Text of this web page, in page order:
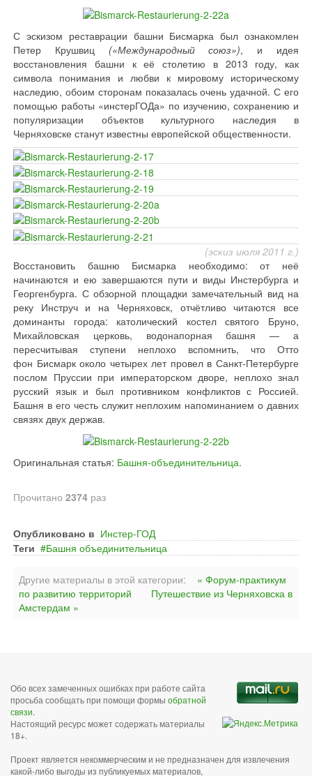
С эскизом реставрации башни Бисмарка был ознакомлен
Петер Крушвиц («Международный союз»), и идея
восстановления башни к её столетию в 2013 году, как
символа понимания и любви к мировому историческому
наследию, обоим сторонам показалась очень удачной. С его
помощью работы «инстерГОДа» по изучению, сохранению и
популяризации объектов культурного наследия в
Черняховске станут известны европейской общественности.
(эскиз июля 2011 г.)
Восстановить башню Бисмарка необходимо: от неё
начинаются и ею завершаются пути и виды Инстербурга и
Георгенбурга. С обзорной площадки замечательный вид на
реку Инструч и на Черняховск, отчётливо читаются все
доминанты города: католический костел святого Бруно,
Михайловская церковь, водонапорная башня — а
пересчитывая ступени неплохо вспомнить, что Отто
фон Бисмарк около четырех лет провел в Санкт-Петербурге
послом Пруссии при императорском дворе, неплохо знал
русский язык и был противником конфликтов с Россией.
Башня в его честь служит неплохим напоминанием о давних
связях двух держав.
Оригинальная статья: Башня-объединительница.
Прочитано 2374 раз
Опубликовано в Инстер-ГОД
Теги
Башня объединительница
Другие материалы в этой категории:
« Форум-практикум
по развитию территорий
Путешествие из Черняховска в
Амстердам »
Обо всех замеченных ошибках при работе сайта
просьба сообщать при помощи формы обратной
связи.
Настоящий ресурс может содержать материалы
18+.
Проект является некоммерческим и не предназначен для извлечения
какой-либо выгоды из публикуемых материалов,